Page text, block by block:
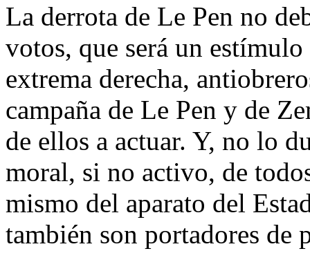
La derrota de Le Pen no
votos, que será un
extrema derecha,
campaña de Le Pen y de
de ellos a actuar. Y, no lo
moral, si no activo, de
mismo del aparato del
también son portadores de